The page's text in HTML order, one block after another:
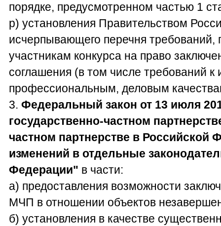
порядке, предусмотренном частью 1
р) установления Правительством
исчерпывающего перечня требований,
участникам конкурса на право
соглашения (в том числе требований к
профессиональным, деловым
3. Федеральный закон от 13 июля
государственно-частном
частном партнерстве в Российской
изменений в отдельные
Федерации" в части:
а) предоставления возможности
МЧП в отношении объектов
б) установления в качестве